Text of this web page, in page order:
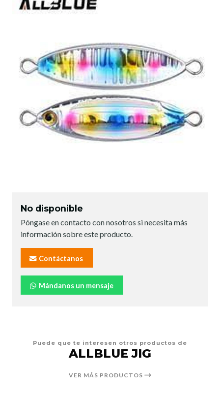
No disponible
Póngase en contacto con nosotros si necesita más
información sobre este producto.
Contáctanos
Mándanos un mensaje
Puede que te interesen otros productos de
ALLBLUE JIG
VER MÁS PRODUCTOS